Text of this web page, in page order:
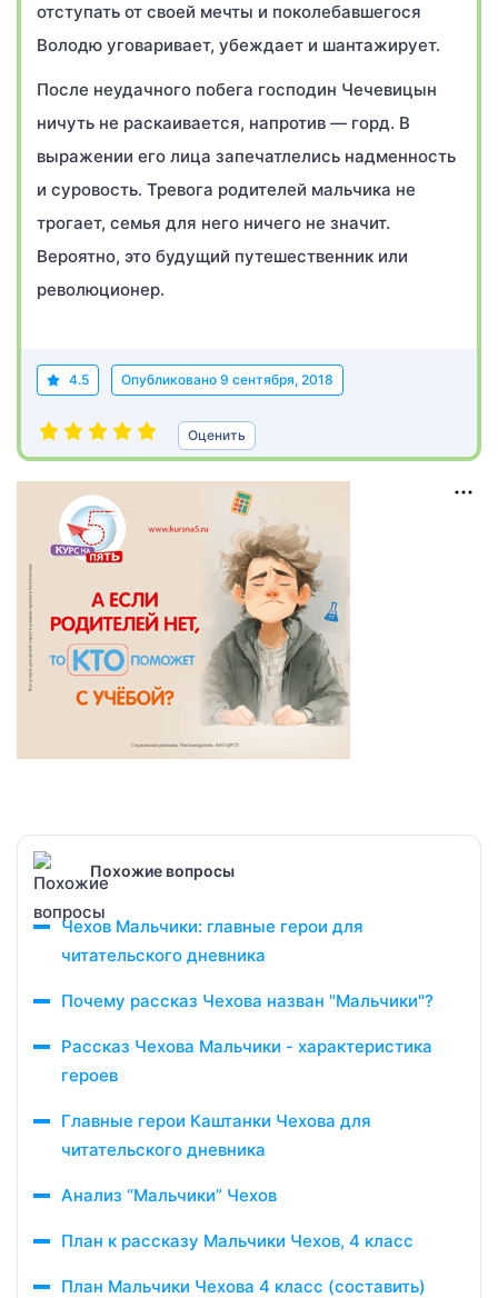
отступать от своей мечты и поколебавшегося
Володю уговаривает, убеждает и шантажирует.
После неудачного побега господин Чечевицын
ничуть не раскаивается, напротив — горд. В
выражении его лица запечатлелись надменность
и суровость. Тревога родителей мальчика не
трогает, семья для него ничего не значит.
Вероятно, это будущий путешественник или
революционер.
4.5 Опубликовано 9 сентября, 2018
Оценить
Похожие вопросы
Чехов Мальчики: главные герои для
читательского дневника
Почему рассказ Чехова назван "Мальчики"?
Рассказ Чехова Мальчики - характеристика
героев
Главные герои Каштанки Чехова для
читательского дневника
Анализ “Мальчики” Чехов
План к рассказу Мальчики Чехов, 4 класс
План Мальчики Чехова 4 класс (составить)